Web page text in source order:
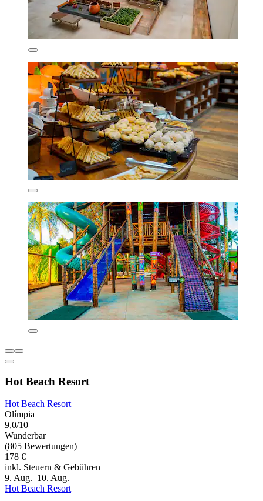
Hot Beach Resort
Hot Beach Resort
Olímpia
9,0/10
Wunderbar
(805 Bewertungen)
178 €
inkl. Steuern & Gebühren
9. Aug.–10. Aug.
Hot Beach Resort